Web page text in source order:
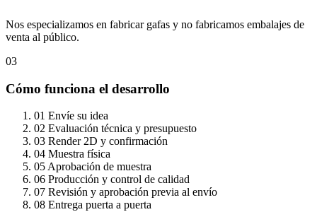
Nos especializamos en fabricar gafas y no fabricamos embalajes de
venta al público.
03
Cómo funciona el desarrollo
01 Envíe su idea
02 Evaluación técnica y presupuesto
03 Render 2D y confirmación
04 Muestra física
05 Aprobación de muestra
06 Producción y control de calidad
07 Revisión y aprobación previa al envío
08 Entrega puerta a puerta